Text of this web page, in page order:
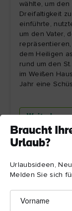
Braucht
Urlaub?
Urlaubsideen,
Melden Sie sich
Vorname
wählte, um
Dreifaltigkeit
einführte,
um den Vater,
dem Heiligen
rund um den
im Weißen
Jahr eine
Weiterlesen